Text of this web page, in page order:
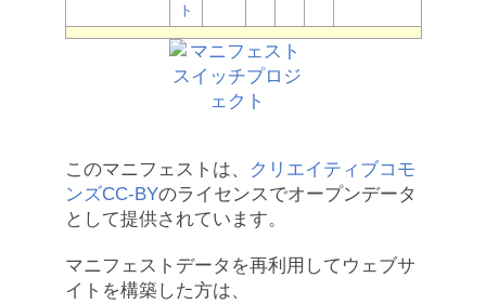
ト
このマニフェストは、
クリエイティブコモ
ンズCC-BYのライセンスでオープンデータ
として提供されています。
マニフェストデータを再利用してウェブサ
イトを構築した方は、